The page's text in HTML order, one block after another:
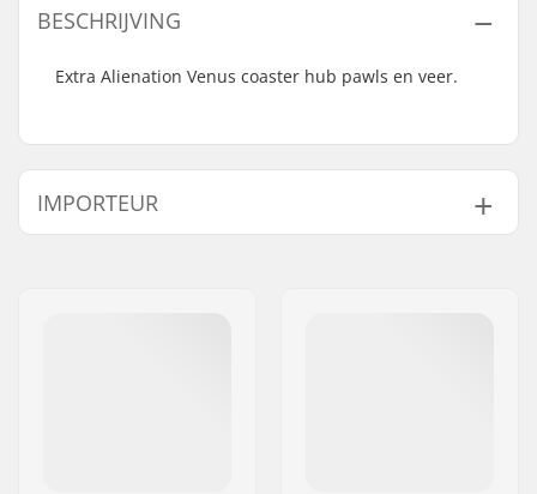
BESCHRIJVING
Extra Alienation Venus coaster hub pawls en veer.
IMPORTEUR